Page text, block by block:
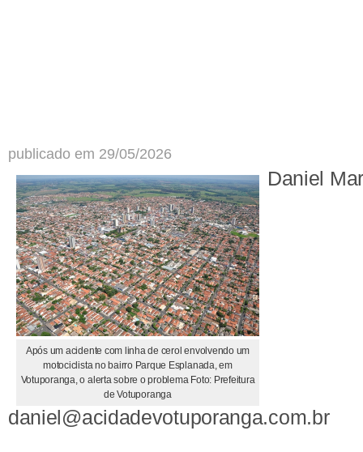
publicado em 29/05/2026
Após um acidente com linha de cerol envolvendo um
motociclista no bairro Parque Esplanada, em
Votuporanga, o alerta sobre o problema Foto: Prefeitura
de Votuporanga
Daniel
daniel@acidadevotuporanga.com.br